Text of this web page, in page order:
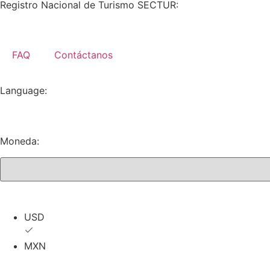
Registro Nacional de Turismo SECTUR:
FAQ Contáctanos
Language:
Moneda:
USD
MXN